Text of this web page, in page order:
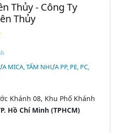
Thủy - Công Ty
Thủy
MICA, TẤM NHỰA PP, PE, PC,
Khánh 08, Khu Phố Khánh
Hồ Chí Minh (TPHCM)